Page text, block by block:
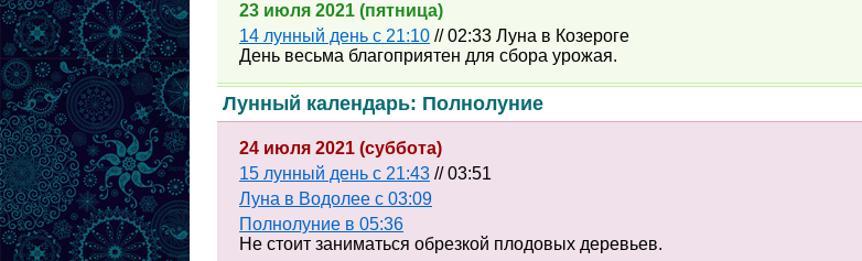
23 июля 2021 (пятница)
14 лунный день с 21:10 // 02:33 Луна в Козероге
День весьма благоприятен для сбора урожая.
Лунный календарь: Полнолуние
24 июля 2021 (суббота)
15 лунный день с 21:43 // 03:51
Луна в Водолее с 03:09
Полнолуние в 05:36
Не стоит заниматься обрезкой плодовых деревьев.